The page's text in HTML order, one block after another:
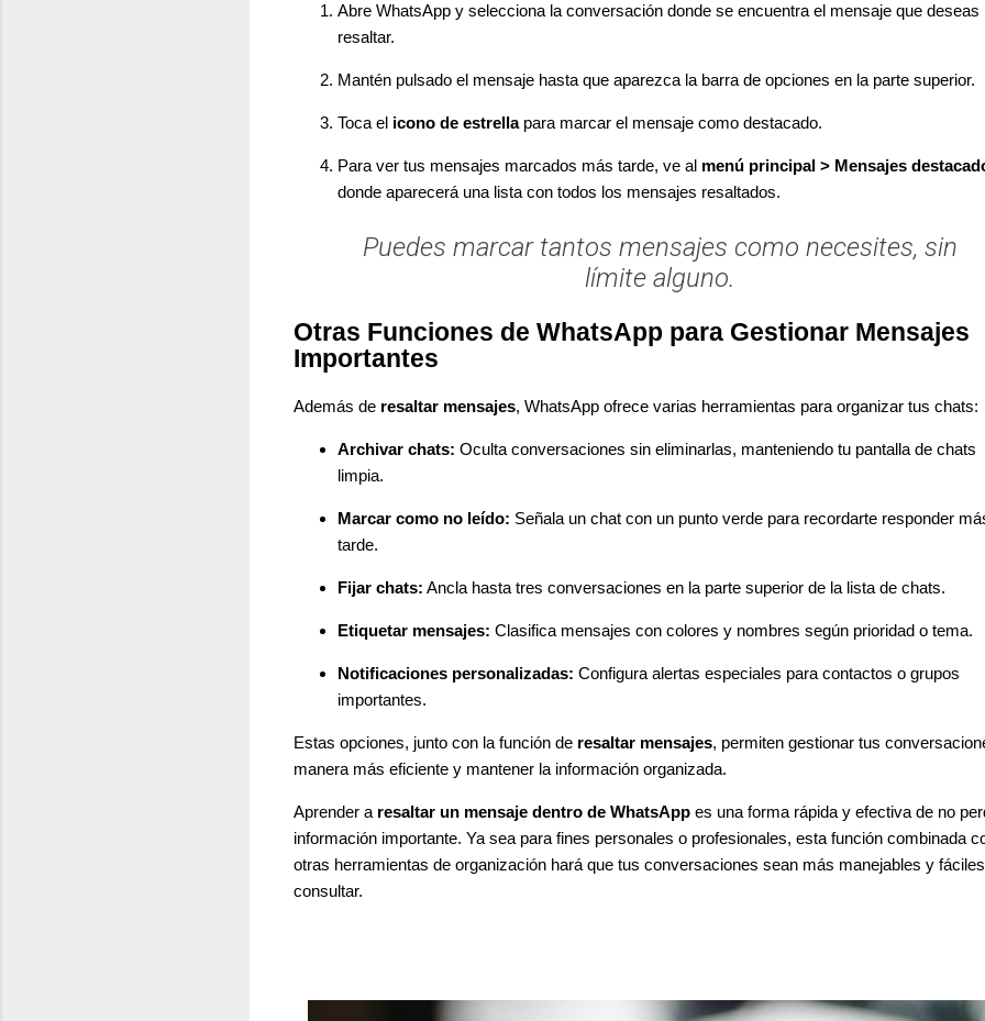
Abre WhatsApp y selecciona la conversación donde se encuentra el mensaje que deseas
resaltar.
Mantén pulsado el mensaje hasta que aparezca la barra de opciones en la parte superior.
Toca el icono de estrellapara marcar el mensaje como destacado.
Para ver tus mensajes marcados más tarde, ve al menú principal > Mensajes
donde aparecerá una lista con todos los mensajes resaltados.
Puedes marcar tantos mensajes como necesites, sin
límite alguno.
Otras Funciones de WhatsApp para Gestionar Mensajes
Importantes
Además de resaltar mensajes, WhatsApp ofrece varias herramientas para organizar tus chats:
Archivar chats: Oculta conversaciones sin eliminarlas, manteniendo tu pantalla de chats
limpia.
Marcar como no leído: Señala un chat con un punto verde para recordarte responder
tarde.
Fijar chats: Ancla hasta tres conversaciones en la parte superior de la lista de chats.
Etiquetar mensajes: Clasifica mensajes con colores y nombres según prioridad o tema.
Notificaciones personalizadas: Configura alertas especiales para contactos o grupos
importantes.
Estas opciones, junto con la función de resaltar mensajes, permiten gestionar tus
manera más eficiente y mantener la información organizada.
Aprender a resaltar un mensaje dentro de WhatsApp es una forma rápida y efectiva de no
información importante. Ya sea para fines personales o profesionales, esta función combinada
otras herramientas de organización hará que tus conversaciones sean más manejables y
consultar.